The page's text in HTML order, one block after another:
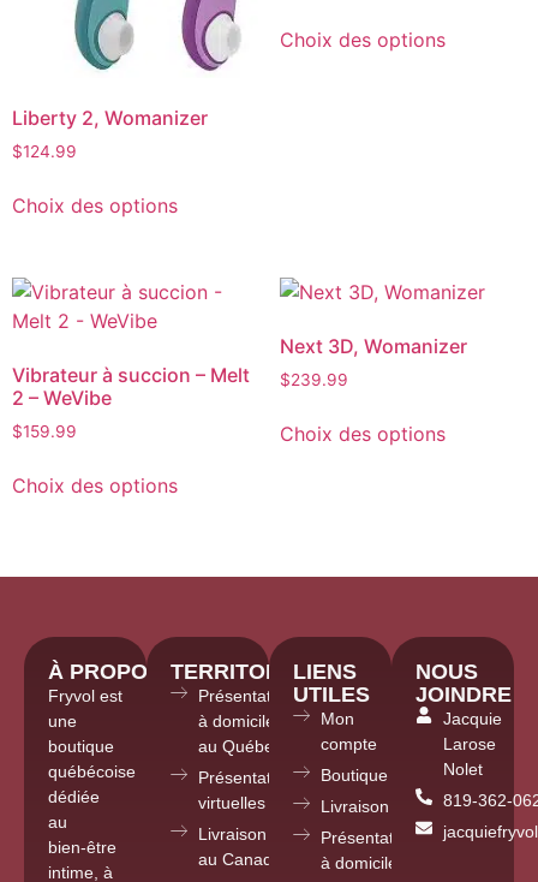
Liberty 2, Womanizer
$124.99
Choix des options
Choix des options
Vibrateur à succion – Melt
2 – WeVibe
$159.99
Choix des options
Next 3D, Womanizer
$239.99
Choix des options
À PROPOS
Fryvol est
une
boutique
québécoise
dédiée
au
bien-être
intime, à
TERRITOIRE
Présentations
à domicile
au Québec
Présentations
virtuelles partout
Livraison
au Canada
LIENS
UTILES
Mon
compte
Boutique
Livraison
Présentations
à domicile
NOUS
JOINDRE
Jacquie
Larose
Nolet
819-362-